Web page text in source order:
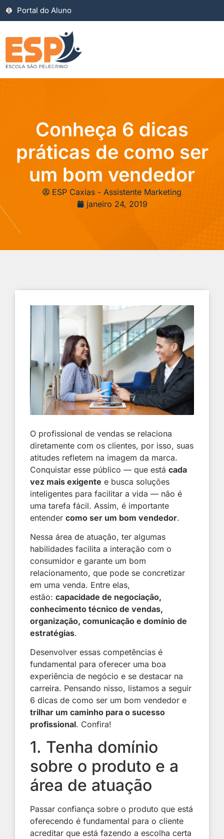
Portal do Aluno
Conheça 6 dicas
práticas de como ser
um bom vendedor
ESP Caxias - Assistente Marketing
janeiro 24, 2019
O profissional de vendas se relaciona
diretamente com os clientes, por isso, suas
atitudes refletem na imagem da marca.
Conquistar esse público — que estácada
vez mais exigente e busca soluções
inteligentes para facilitar a vida — não é
uma tarefa fácil. Assim, é importante
entendercomo ser um bom vendedor.
Nessa área de atuação, ter algumas
habilidades facilita a interação com o
consumidor e garante um bom
relacionamento, que pode se concretizar
em uma venda. Entre elas,
estão:capacidade de negociação,
conhecimento técnico de vendas,
organização, comunicação e domínio de
estratégias.
Desenvolver essas competências é
fundamental para oferecer uma boa
experiência de negócio e se destacar na
carreira. Pensando nisso, listamos a seguir
6 dicas de como ser um bom vendedor e
trilhar um caminho para o sucesso
profissional. Confira!
1. Tenha domínio
sobre o produto e a
área de atuação
Passar confiança sobre o produto que está
oferecendo é fundamental para o cliente
acreditar que está fazendo a escolha certa